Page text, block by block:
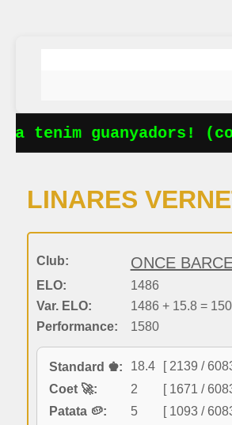
tenim guanyadors!
LINARES
Club: ONCE
ELO:
1486
Var. ELO:
1486 + 15.8 =
Performance:
1580
Standard ♚: 18.4
[ 2139 /
Coet 🚀:
2
[ 1671 /
Patata 🥔:
5
[ 1093 /